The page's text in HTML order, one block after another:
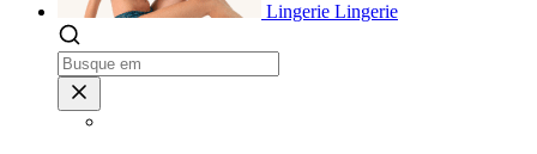
Lingerie Lingerie